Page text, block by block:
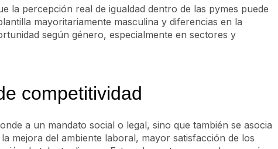
la percepción real de igualdad dentro de las pymes puede
mayoritariamente masculina y diferencias en la
según género, especialmente en sectores y
competitividad
a un mandato social o legal, sino que también se asocia
mejora del ambiente laboral, mayor satisfacción de los